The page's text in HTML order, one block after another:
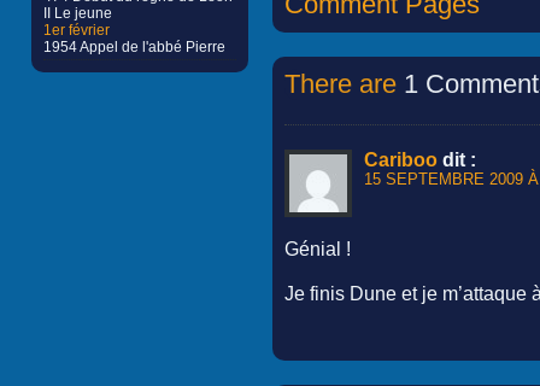
II Le jeune
1er février
1954 Appel de l'abbé Pierre
There are 1
Cariboo dit :
15 SEPTEMBRE 2009
Génial !
Je finis Dune et je m’attaque